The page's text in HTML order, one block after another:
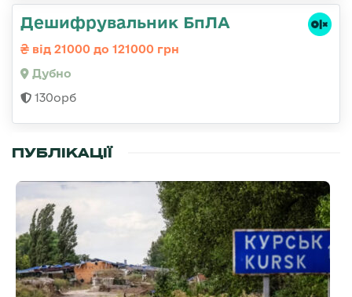
Дешифрувальник БпЛА
від 21000 до 121000 грн
Дубно
130орб
ПУБЛІКАЦІЇ